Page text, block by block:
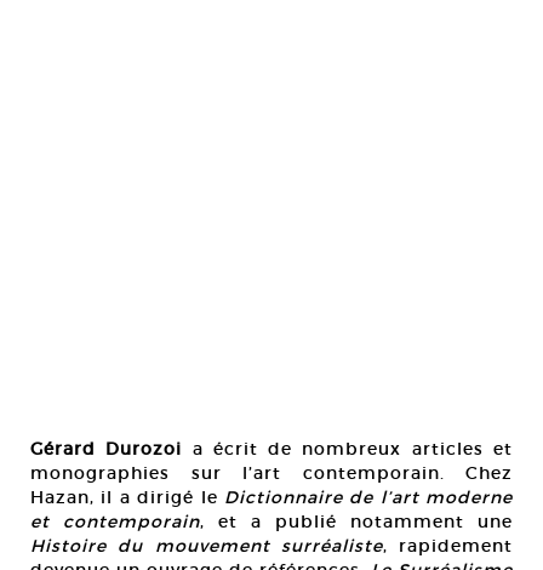
Gérard Durozoi a écrit de nombreux articles et
monographies sur l’art contemporain. Chez
Hazan, il a dirigé le Dictionnaire de l’art moderne
et contemporain, et a publié notamment une
Histoire du mouvement surréaliste, rapidement